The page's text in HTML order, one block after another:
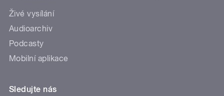
Živé vysílání
Audioarchiv
Podcasty
Mobilní aplikace
Sledujte nás